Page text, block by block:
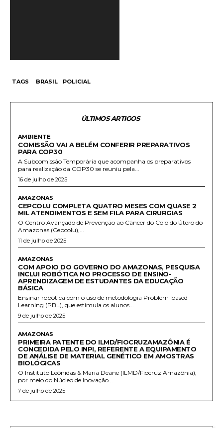
TAGS BRASIL POLICIAL
ÚLTIMOS ARTIGOS
AMBIENTE
COMISSÃO VAI A BELÉM CONFERIR PREPARATIVOS
PARA COP30
A Subcomissão Temporária que acompanha os preparativos
para realização da COP30 se reuniu pela...
16 de julho de 2025
AMAZONAS
CEPCOLU COMPLETA QUATRO MESES COM QUASE 2
MIL ATENDIMENTOS E SEM FILA PARA CIRURGIAS
O Centro Avançado de Prevenção ao Câncer do Colo do Útero do
Amazonas (Cepcolu),...
11 de julho de 2025
AMAZONAS
COM APOIO DO GOVERNO DO AMAZONAS, PESQUISA
INCLUI ROBÓTICA NO PROCESSO DE ENSINO-
APRENDIZAGEM DE ESTUDANTES DA EDUCAÇÃO
BÁSICA
Ensinar robótica com o uso de metodologia Problem-based
Learning (PBL), que estimula os alunos...
9 de julho de 2025
AMAZONAS
PRIMEIRA PATENTE DO ILMD/FIOCRUZAMAZÔNIA É
CONCEDIDA PELO INPI, REFERENTE A EQUIPAMENTO
DE ANÁLISE DE MATERIAL GENÉTICO EM AMOSTRAS
BIOLÓGICAS
O Instituto Leônidas & Maria Deane (ILMD/Fiocruz Amazônia),
por meio do Núcleo de Inovação...
7 de julho de 2025